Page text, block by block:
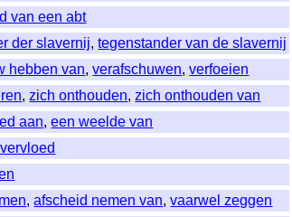
van een abt
der slavernij,tegenstander van de slavernij
hebben van,verafschuwen,verfoeien
,zich onthouden,zich onthouden van
aan,een weelde van
,afscheid nemen van,vaarwel zeggen